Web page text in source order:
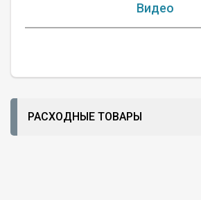
Видео
РАСХОДНЫЕ ТОВАРЫ